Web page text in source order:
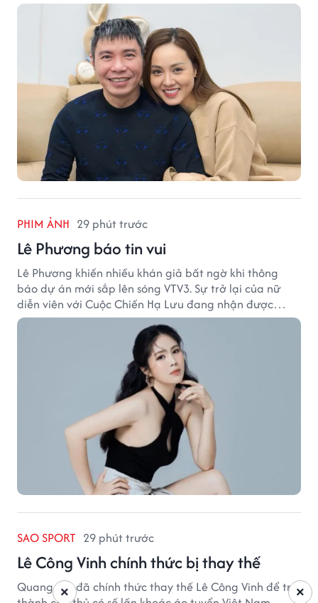
PHIM ẢNH 29 phút trước
Lê Phương báo tin vui
Lê Phương khiến nhiều khán giả bất ngờ khi thông
báo dự án mới sắp lên sóng VTV3. Sự trở lại của nữ
diễn viên với Cuộc Chiến Hạ Lưu đang nhận được
nhiều sự quan tâm.
SAO SPORT 29 phút trước
Lê Công Vinh chính thức bị thay thế
Quang Hải đã chính thức thay thế Lê Công Vinh để trở×
×